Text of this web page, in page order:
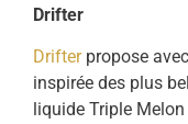
Drifter
Drifterpropose
inspirée des plus
liquide Triple